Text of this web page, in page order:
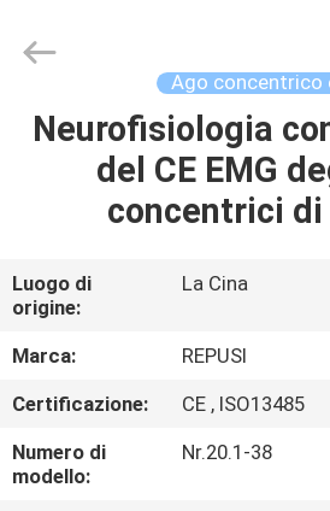
CASA
PRODOTTI
CIRCA
NOI
GIRO
DELLA
FABBRICA
Electronics
Co.,Ltd..
Ago concentrico
Neurofisiologia
del CE EMG
concentrici di
Luogo di
origine:
La Cina
Marca:
REPUSI
Certificazione:
CE , ISO13485
Numero di
modello:
Nr.20.1-38